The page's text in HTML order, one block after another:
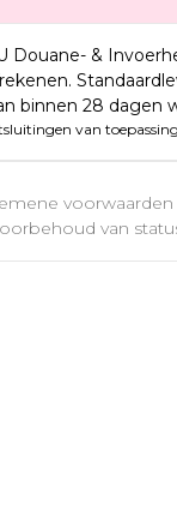
Douane- &
binnen 28 dagen
van
van